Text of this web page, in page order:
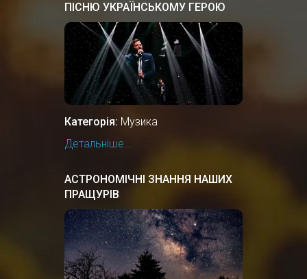
ПІСНЮ УКРАЇНСЬКОМУ ГЕРОЮ
ВАСИЛЮ СЛІПАКУ "ВИРУШАЛИ
ХЛОПЦІ"
Категорія: Музика
Детальніше...
АСТРОНОМІЧНІ ЗНАННЯ НАШИХ
ПРАЩУРІВ